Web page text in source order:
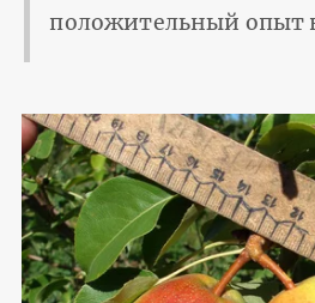
положительный опыт